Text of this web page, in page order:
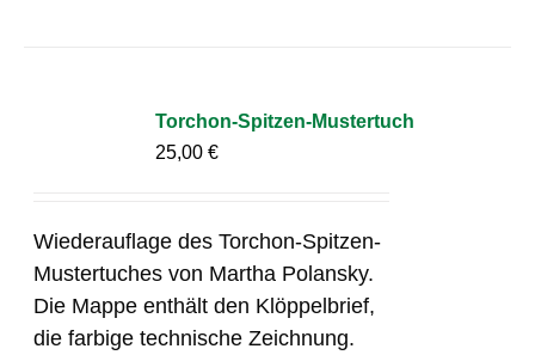
Torchon-Spitzen-Mustertuch
25,00€
Wiederauflage des Torchon-Spitzen-
Mustertuches von Martha Polansky.
Die Mappe enthält den Klöppelbrief,
die farbige technische Zeichnung.